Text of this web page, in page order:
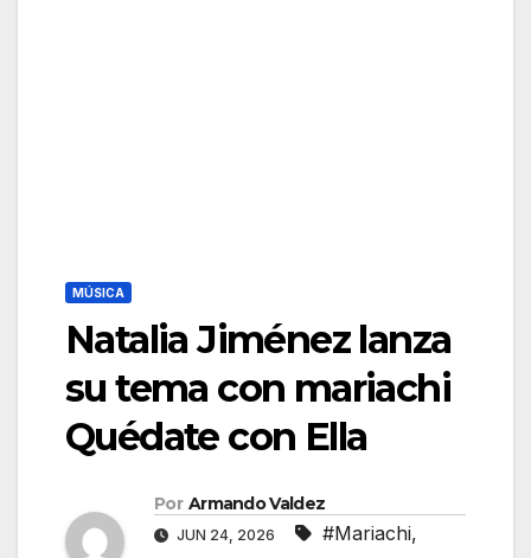
MÚSICA
Natalia Jiménez lanza
su tema con mariachi
Quédate con Ella
Por Armando Valdez
JUN 24, 2026 #Mariachi,